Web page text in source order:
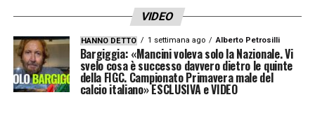
VIDEO
HANNO DETTO 1 settimana ago Alberto Petrosilli
Bargiggia: «Mancini voleva solo la Nazionale. Vi
svelo cosa è successo davvero dietro le quinte
della FIGC. Campionato Primavera male del
calcio italiano» ESCLUSIVA e VIDEO